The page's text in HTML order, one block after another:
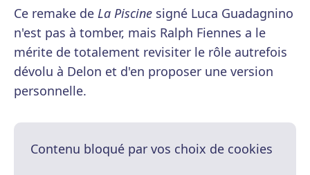
Ce remake de La Piscine signé Luca Guadagnino
n'est pas à tomber, mais Ralph Fiennes a le
mérite de totalement revisiter le rôle autrefois
dévolu à Delon et d'en proposer une version
personnelle.
Contenu bloqué par vos choix de cookies